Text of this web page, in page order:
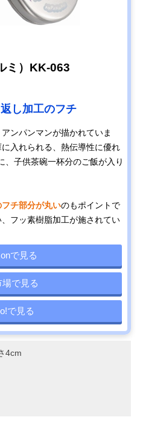
ミ）KK-063
し加工のフチ
ンパンマンが描かれていま
入れられる、熱伝導性に優れ
、子供茶碗一杯分のご飯が入り
フチ部分が丸いのもポイントで
フッ素樹脂加工が施されてい
で見る
で見る
で見る
4cm